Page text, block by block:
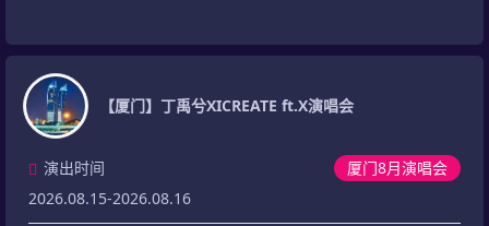
【厦门】丁禹兮XICREATE ft.X演唱会
厦门8月演唱会
演出时间
2026.08.15-2026.08.16